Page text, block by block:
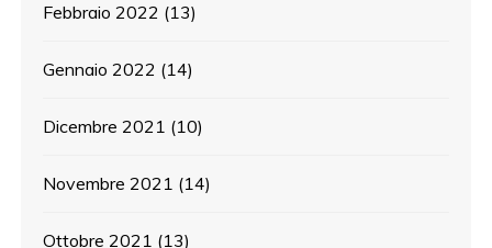
Febbraio 2022 (13)
Gennaio 2022 (14)
Dicembre 2021 (10)
Novembre 2021 (14)
Ottobre 2021 (13)